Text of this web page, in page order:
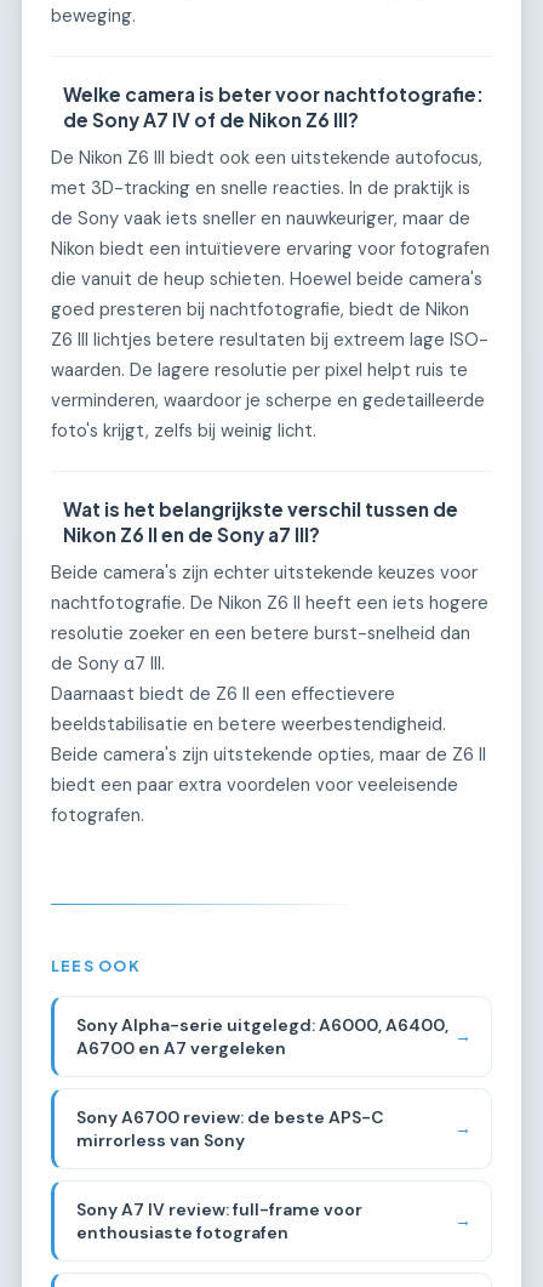
beweging.
Welke camera is beter voor nachtfotografie:
de Sony A7 IV of de Nikon Z6 III?
De Nikon Z6 III biedt ook een uitstekende autofocus,
met 3D-tracking en snelle reacties. In de praktijk is
de Sony vaak iets sneller en nauwkeuriger, maar de
Nikon biedt een intuïtievere ervaring voor fotografen
die vanuit de heup schieten. Hoewel beide camera's
goed presteren bij nachtfotografie, biedt de Nikon
Z6 III lichtjes betere resultaten bij extreem lage ISO-
waarden. De lagere resolutie per pixel helpt ruis te
verminderen, waardoor je scherpe en gedetailleerde
foto's krijgt, zelfs bij weinig licht.
Wat is het belangrijkste verschil tussen de
Nikon Z6 II en de Sony a7 III?
Beide camera's zijn echter uitstekende keuzes voor
nachtfotografie. De Nikon Z6 II heeft een iets hogere
resolutie zoeker en een betere burst-snelheid dan
de Sony α7 III.
Daarnaast biedt de Z6 II een effectievere
beeldstabilisatie en betere weerbestendigheid.
Beide camera's zijn uitstekende opties, maar de Z6 II
biedt een paar extra voordelen voor veeleisende
fotografen.
LEES OOK
Sony Alpha-serie uitgelegd: A6000, A6400,
A6700 en A7 vergeleken
→
Sony A6700 review: de beste APS-C
mirrorless van Sony
→
Sony A7 IV review: full-frame voor
enthousiaste fotografen
→